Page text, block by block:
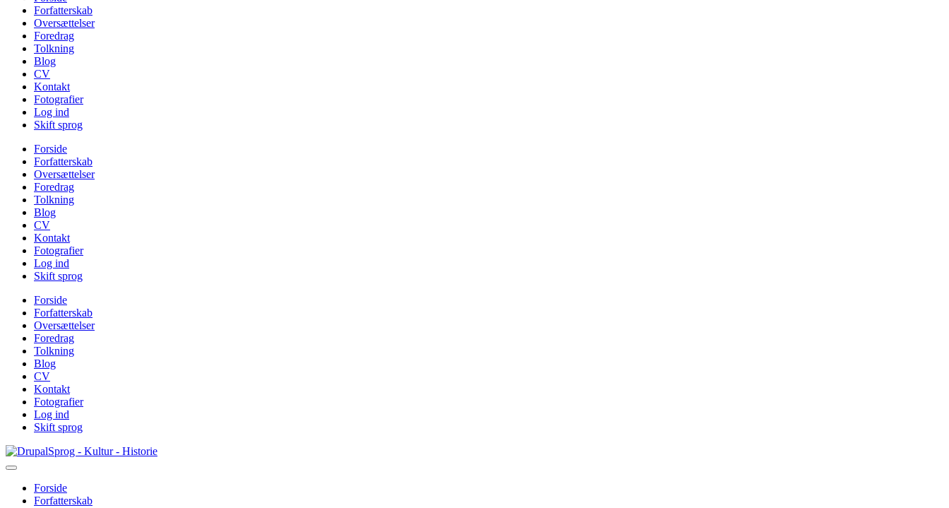
Forfatterskab
Oversættelser
Foredrag
Tolkning
Blog
CV
Kontakt
Fotografier
Log ind
Skift sprog
Forside
Forfatterskab
Oversættelser
Foredrag
Tolkning
Blog
CV
Kontakt
Fotografier
Log ind
Skift sprog
Forside
Forfatterskab
Oversættelser
Foredrag
Tolkning
Blog
CV
Kontakt
Fotografier
Log ind
Skift sprog
Gå
til
Sprog - Kultur - Historie
Forside
Forfatterskab